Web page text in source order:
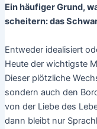
Ein häufiger Grund,
scheitern: das
Entweder idealisiert
Heute der wichtigste
Dieser plötzliche
sondern auch den
von der Liebe des
dann bleibt nur